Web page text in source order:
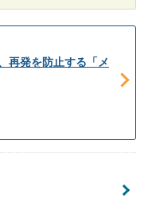
再発を防止する「メ